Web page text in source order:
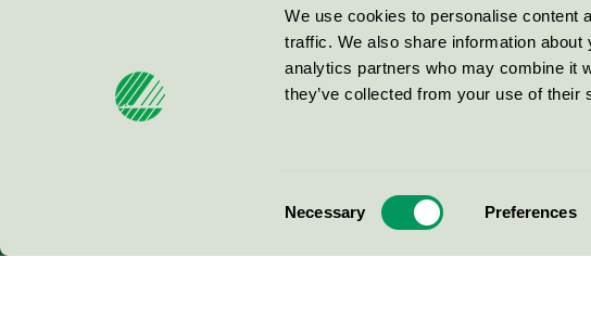
We use cookies to personalise content
traffic. We also share information
analytics partners who may combine it
they’ve collected from your use of their
Necessary Preferences
100 64